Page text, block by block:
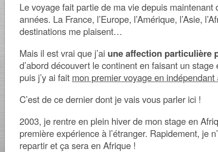
Le voyage fait partie de ma vie depuis maintenant
années. La France, l’Europe, l’Amérique, l’Asie,
destinations me plaisent…
Mais il est vrai que j’ai une affection particulière
d’abord découvert le continent en faisant un
puis j’y ai fait mon premier voyage en indépendant
C’est de ce dernier dont je vais vous parler ici !
2003, je rentre en plein hiver de mon stage en
première expérience à l’étranger. Rapidement, je
repartir et ça sera en Afrique !